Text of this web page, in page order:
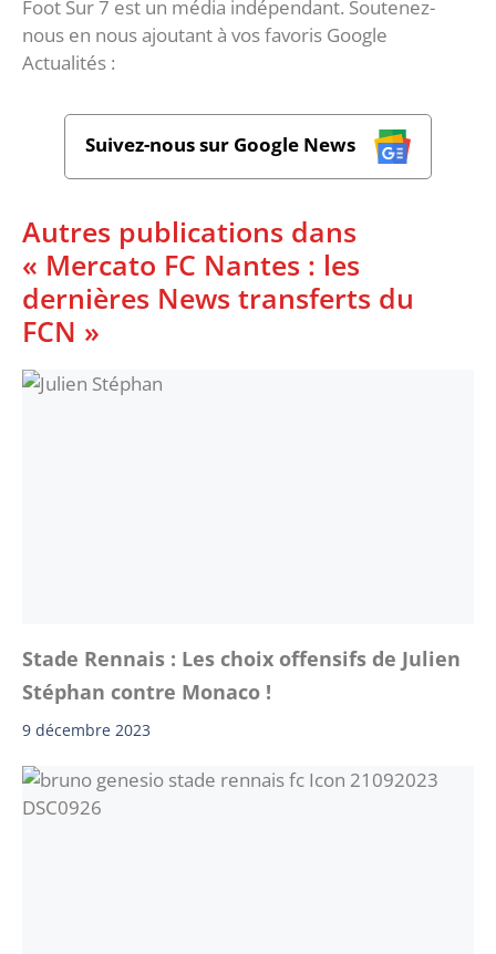
Foot Sur 7 est un média indépendant. Soutenez-
nous en nous ajoutant à vos favoris Google
Actualités :
Suivez-nous sur Google News
Autres publications dans
« Mercato FC Nantes : les
dernières News transferts du
FCN »
Stade Rennais : Les choix offensifs de Julien
Stéphan contre Monaco !
9 décembre 2023